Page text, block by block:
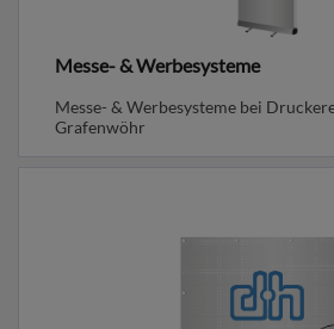
Messe- & Werbesysteme
Messe- & Werbesysteme bei
Grafenwöhr